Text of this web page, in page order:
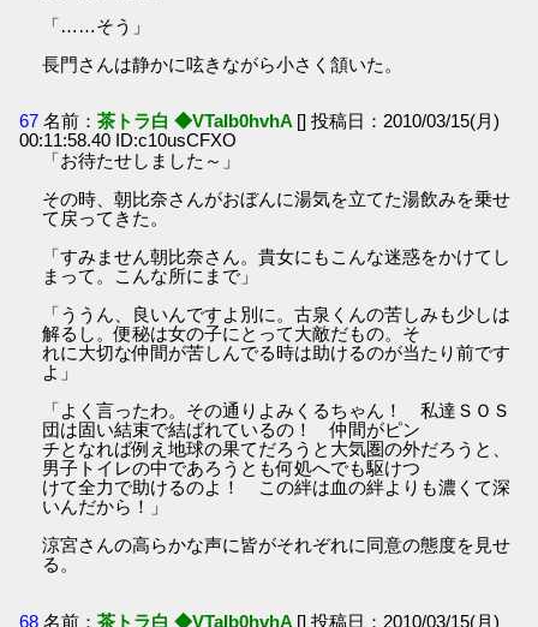
「……そう」
長門さんは静かに呟きながら小さく頷いた。
67 名前：茶トラ白 ◆VTaIb0hvhA [] 投稿日：2010/03/15(月)
00:11:58.40 ID:c10usCFXO
「お待たせしました～」
その時、朝比奈さんがおぼんに湯気を立てた湯飲みを乗せ
て戻ってきた。
「すみません朝比奈さん。貴女にもこんな迷惑をかけてし
まって。こんな所にまで」
「ううん、良いんですよ別に。古泉くんの苦しみも少しは
解るし。便秘は女の子にとって大敵だもの。そ
れに大切な仲間が苦しんでる時は助けるのが当たり前です
よ」
「よく言ったわ。その通りよみくるちゃん！ 私達ＳＯＳ
団は固い結束で結ばれているの！ 仲間がピン
チとなれば例え地球の果てだろうと大気圏の外だろうと、
男子トイレの中であろうとも何処へでも駆けつ
けて全力で助けるのよ！ この絆は血の絆よりも濃くて深
いんだから！」
涼宮さんの高らかな声に皆がそれぞれに同意の態度を見せ
る。
68 名前：茶トラ白 ◆VTaIb0hvhA [] 投稿日：2010/03/15(月)